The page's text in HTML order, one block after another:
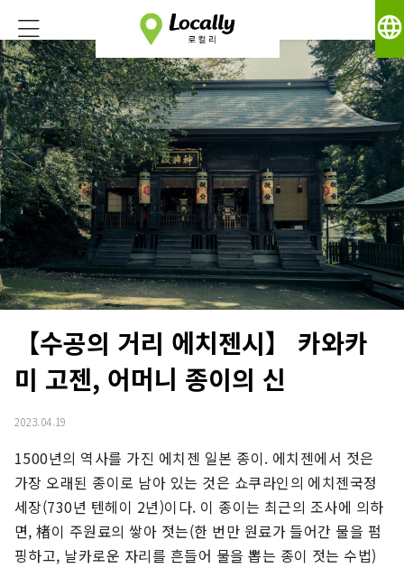
language
【수공의 거리 에치젠시】 카와카
미 고젠, 어머니 종이의 신
2023.04.19
1500년의 역사를 가진 에치젠 일본 종이. 에치젠에서 젓은
가장 오래된 종이로 남아 있는 것은 쇼쿠라인의 에치젠국정
세장(730년 텐헤이 2년)이다. 이 종이는 최근의 조사에 의하
면, 楮이 주원료의 쌓아 젓는(한 번만 원료가 들어간 물을 펌
핑하고, 날카로운 자리를 흔들어 물을 뽑는 종이 젓는 수법)